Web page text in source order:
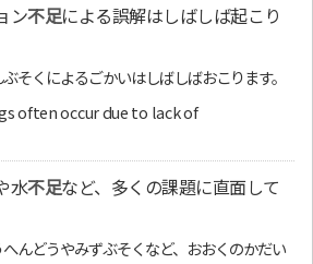
ン不足による誤解はしばしば起こり
そくによるごかいはしばしばおこります。
often occur due to lack of
水不足など、多くの課題に直面して
んどうやみずぶそくなど、おおくのかだい